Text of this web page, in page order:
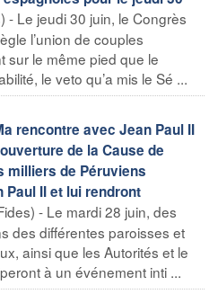
- Le jeudi 30 juin, le Congrès
l’union de couples
sur le même pied que le
le veto qu’a mis le Sé ...
rencontre avec Jean Paul II
de la Cause de
milliers de Péruviens
Paul II et lui rendront
- Le mardi 28 juin, des
des différentes paroisses et
ainsi que les Autorités et le
à un événement inti ...